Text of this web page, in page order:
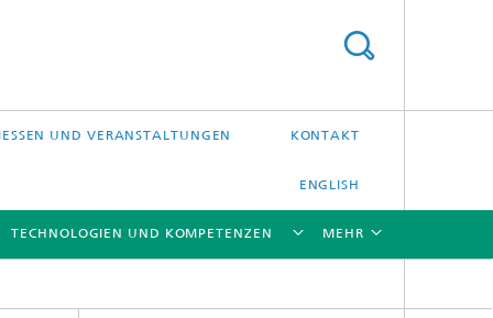
UND VERANSTALTUNGEN KONTAKT
ENGLISH
TECHNOLOGIEN UND KOMPETENZEN MEHR